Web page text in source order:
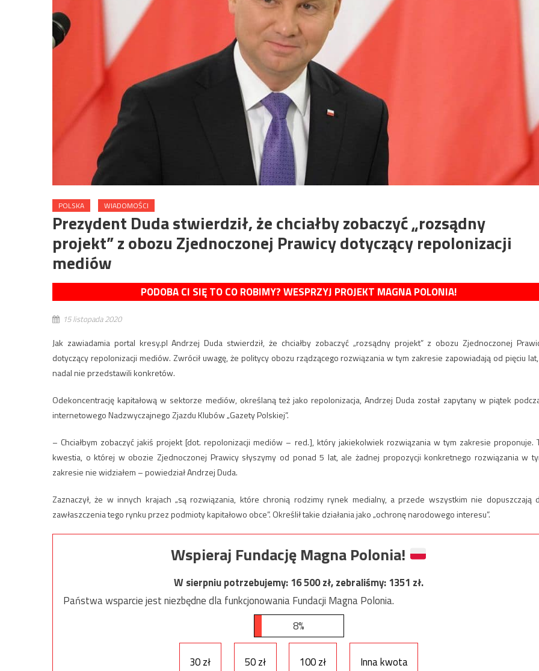
POLSKA WIADOMOŚCI
Prezydent Duda stwierdził, że chciałby zobaczyć „rozsądny
projekt” z obozu Zjednoczonej Prawicy dotyczący repolonizacji
mediów
PODOBA CI SIĘ TO CO ROBIMY? WESPRZYJ PROJEKT MAGNA POLONIA!
15 listopada 2020
Jak zawiadamia portal kresy.pl Andrzej Duda stwierdził, że chciałby zobaczyć „rozsądny projekt” z obozu Zjednoczonej
dotyczący repolonizacji mediów. Zwrócił uwagę, że politycy obozu rządzącego rozwiązania w tym zakresie zapowiadają od pięciu
nadal nie przedstawili konkretów.
Odekoncentrację kapitałową w sektorze mediów, określaną też jako repolonizacja, Andrzej Duda został zapytany w piątek
internetowego Nadzwyczajnego Zjazdu Klubów „Gazety Polskiej”.
– Chciałbym zobaczyć jakiś projekt [dot. repolonizacji mediów – red.], który jakiekolwiek rozwiązania w tym zakresie proponuje.
kwestia, o której w obozie Zjednoczonej Prawicy słyszymy od ponad 5 lat, ale żadnej propozycji konkretnego rozwiązania w
zakresie nie widziałem – powiedział Andrzej Duda.
Zaznaczył, że w innych krajach „są rozwiązania, które chronią rodzimy rynek medialny, a przede wszystkim nie dopuszczają
zawłaszczenia tego rynku przez podmioty kapitałowo obce”. Określił takie działania jako „ochronę narodowego interesu”.
Wspieraj Fundację Magna Polonia!
W sierpniu potrzebujemy:16 500zł, zebraliśmy:1351 zł.
Państwa wsparcie jest niezbędne dla funkcjonowania Fundacji Magna Polonia.
8%
30 zł 50 zł 100 zł
Inna kwota